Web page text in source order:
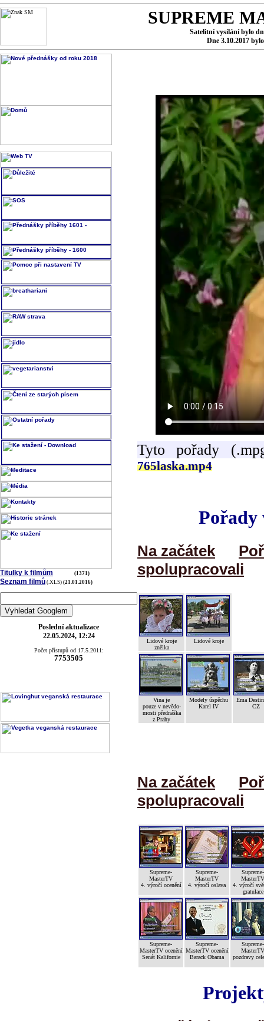
SUPREME
Satelitní vysílání bylo
Dne 3.10.2017
Titulky k filmům (1371)
Seznam filmů (.XLS) (21.01.2016)
Poslední aktualizace
22.05.2024, 12:24
Počet přístupů od 17.5.2011:
7753505
Tyto pořady
765laska.mp4
Pořady
Na začátek
spolupracovali
Lidové kroje
znělka
Lidové kroje
Vina je
pouze v nevědo-
mosti přednáška
z Prahy
Modely úspěchu
Karel IV
Ema
CZ
Na začátek
spolupracovali
Supreme-
MasterTV
4. výročí ocenění
Supreme-
MasterTV
4. výročí oslava
Supreme-
MasterTV
4. výročí
gratulace
Supreme-
MasterTV ocenění
Senát Kalifornie
Supreme-
MasterTV ocenění
Barack Obama
Supreme-
MasterTV
pozdravy